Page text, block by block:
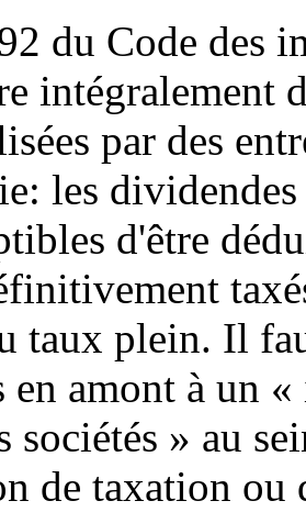
du Code des
intégralement
par des
les
d'être
taux plein. Il
en amont à un
sociétés » au
de taxation ou